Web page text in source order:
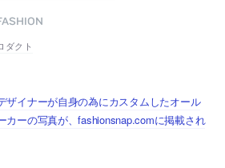
ダクト
ザイナーが自身の為にカスタムしたオール
カーの写真が、fashionsnap.comに掲載され